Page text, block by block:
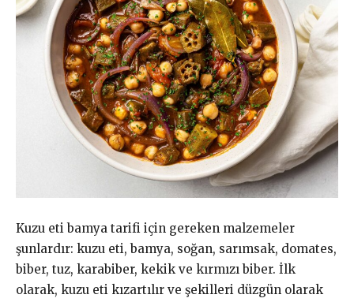
Kuzu eti bamya tarifi için gereken malzemeler
şunlardır: kuzu eti, bamya, soğan, sarımsak, domates,
biber, tuz, karabiber, kekik ve kırmızı biber. İlk
olarak, kuzu eti kızartılır ve şekilleri düzgün olarak